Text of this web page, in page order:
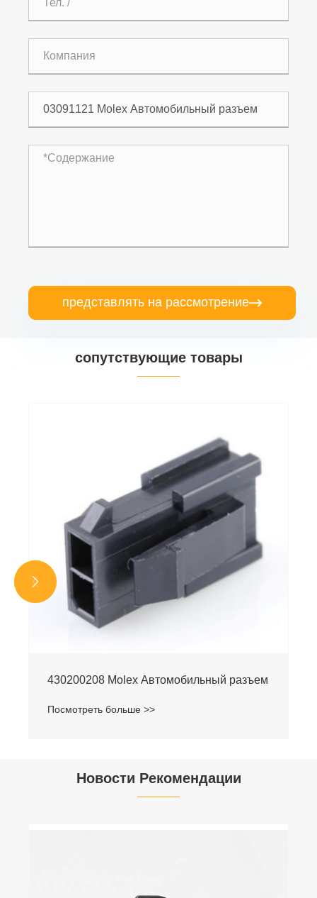
представлять на рассмотрение
сопутствующие товары
430200208 Molex Автомобильный разъем
Посмотреть больше >>


Новости Рекомендации